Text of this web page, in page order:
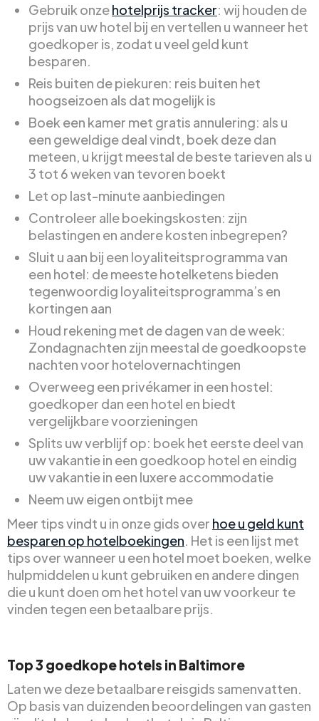
Gebruik onzehotelprijs tracker: wij houden de
prijs van uw hotel bij en vertellen u wanneer het
goedkoper is, zodat u veel geld kunt
besparen.
Reis buiten de piekuren: reis buiten het
hoogseizoen als dat mogelijk is
Boek een kamer met gratis annulering: als u
een geweldige deal vindt, boek deze dan
meteen, u krijgt meestal de beste tarieven als u
3 tot 6 weken van tevoren boekt
Let op last-minute aanbiedingen
Controleer alle boekingskosten: zijn
belastingen en andere kosten inbegrepen?
Sluit u aan bij een loyaliteitsprogramma van
een hotel: de meeste hotelketens bieden
tegenwoordig loyaliteitsprogramma’s en
kortingen aan
Houd rekening met de dagen van de week:
Zondagnachten zijn meestal de goedkoopste
nachten voor hotelovernachtingen
Overweeg een privékamer in een hostel:
goedkoper dan een hotel en biedt
vergelijkbare voorzieningen
Splits uw verblijf op: boek het eerste deel van
uw vakantie in een goedkoop hotel en eindig
uw vakantie in een luxere accommodatie
Neem uw eigen ontbijt mee
Meer tips vindt u in onze gids over hoe u geld kunt
besparen op hotelboekingen . Het is een lijst met
tips over wanneer u een hotel moet boeken, welke
hulpmiddelen u kunt gebruiken en andere dingen
die u kunt doen om het hotel van uw voorkeur te
vinden tegen een betaalbare prijs.
Top 3 goedkope hotels in Baltimore
Laten we deze betaalbare reisgids samenvatten.
Op basis van duizenden beoordelingen van gasten